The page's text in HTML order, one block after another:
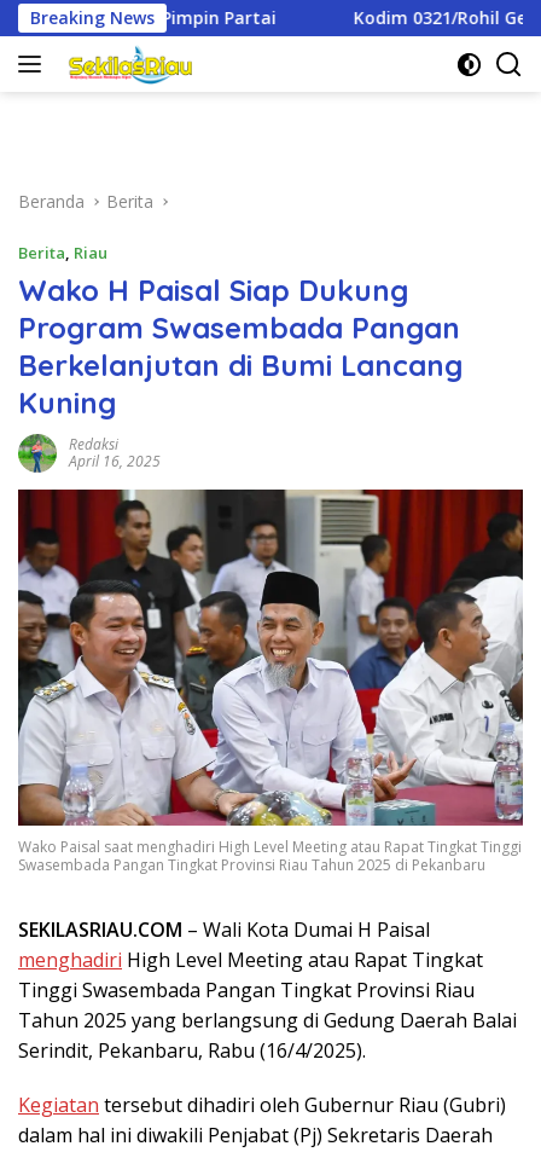
Langsung
ke
konten
Breaking NewsKodim 0321/Rohil Gelar Syukuran Dan Doa
Beranda Berita
Berita, Riau
Wako H Paisal Siap Dukung
Program Swasembada Pangan
Berkelanjutan di Bumi Lancang
Kuning
Redaksi
April 16, 2025
Wako Paisal saat menghadiri High Level Meeting atau Rapat Tingkat Tinggi
Swasembada Pangan Tingkat Provinsi Riau Tahun 2025 di Pekanbaru
SEKILASRIAU.COM – Wali Kota Dumai H Paisal
menghadiri High Level Meeting atau Rapat Tingkat
Tinggi Swasembada Pangan Tingkat Provinsi Riau
Tahun 2025 yang berlangsung di Gedung Daerah Balai
Serindit, Pekanbaru, Rabu (16/4/2025).
Kegiatan tersebut dihadiri oleh Gubernur Riau (Gubri)
dalam hal ini diwakili Penjabat (Pj) Sekretaris Daerah